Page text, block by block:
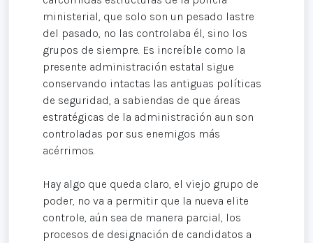
ministerial, que solo son un pesado lastre
del pasado, no las controlaba él, sino los
grupos de siempre. Es increíble como la
presente administración estatal sigue
conservando intactas las antiguas políticas
de seguridad, a sabiendas de que áreas
estratégicas de la administración aun son
controladas por sus enemigos más
acérrimos.
Hay algo que queda claro, el viejo grupo de
poder, no va a permitir que la nueva elite
controle, aún sea de manera parcial, los
procesos de designación de candidatos a